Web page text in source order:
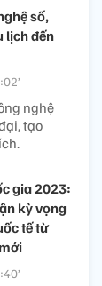
số,
lịch đến
nghệ
tạo
gia 2023:
kỳ vọng
tế từ